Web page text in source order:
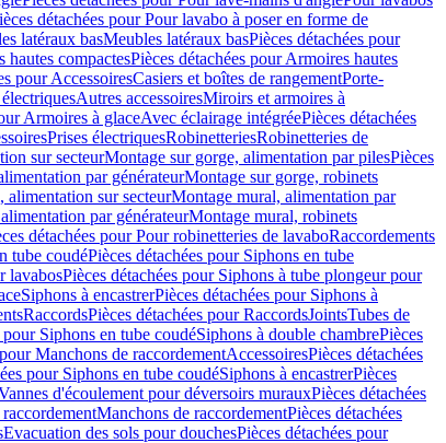
détachées pour Pour lavabo à poser en forme de
latéraux basMeubles latéraux basPièces détachées pour
hautes compactesPièces détachées pour Armoires hautes
pour AccessoiresCasiers et boîtes de rangementPorte-
Autres accessoiresMiroirs et armoires à
Armoires à glaceAvec éclairage intégréePièces détachées
Prises électriquesRobinetteriesRobinetteries de
sur secteurMontage sur gorge, alimentation par pilesPièces
par générateurMontage sur gorge, robinets
alimentation sur secteurMontage mural, alimentation par
par générateurMontage mural, robinets
détachées pour Pour robinetteries de lavaboRaccordements
tube coudéPièces détachées pour Siphons en tube
lavabosPièces détachées pour Siphons à tube plongeur pour
Siphons à encastrerPièces détachées pour Siphons à
RaccordsPièces détachées pour RaccordsJointsTubes de
pour Siphons en tube coudéSiphons à double chambrePièces
Manchons de raccordementAccessoiresPièces détachées
pour Siphons en tube coudéSiphons à encastrerPièces
d'écoulement pour déversoirs murauxPièces détachées
Manchons de raccordementPièces détachées
Evacuation des sols pour douchesPièces détachées pour